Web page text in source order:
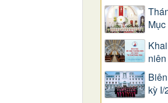
kỳ I/